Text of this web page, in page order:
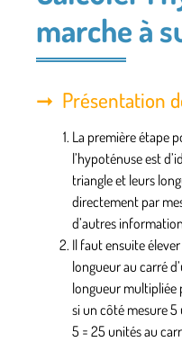
marche à
Présentation
La première étape
l’hypoténuse est
triangle et leurs
directement par
d’autres
Il faut ensuite
longueur au carré
longueur multipliée
si un côté mesure
5 = 25 unités au